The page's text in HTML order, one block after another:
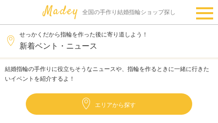
全国の手作り結婚指輪ショップ探し
せっかくだから指輪を作った後に寄り道しよう！
新着ベント・ニュース
結婚指輪の手作りに役立ちそうなニュースや、指輪を作るときに一緒に行きた
いイベントを紹介するよ！
エリアから探す